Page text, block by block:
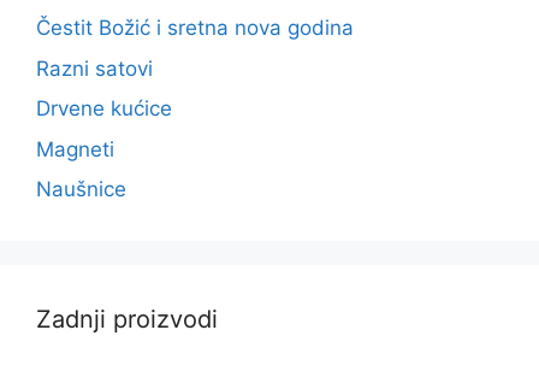
Čestit Božić i sretna nova godina
Razni satovi
Drvene kućice
Magneti
Naušnice
Zadnji proizvodi